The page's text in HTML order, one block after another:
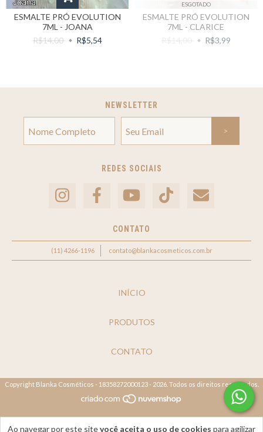
Ao navegar por este sitevocê aceita o uso de cookies para agilizar
ESMALTE PRÓ EVOLUTION
7ML - JOANA
R$14,00
R$5,54
ESGOTADO
ESMALTE PRÓ EVOLUTION
7ML - CLARICE
R$14,00
R$3,99
NEWSLETTER
REDES SOCIAIS
CONTATO
(11) 4266-1196 contato@blankacosmeticos.com.br
INÍCIO
PRODUTOS
CONTATO
Copyright Blanka Cosméticos - 18358272000123 - 2026. Todos os direitos reservados.